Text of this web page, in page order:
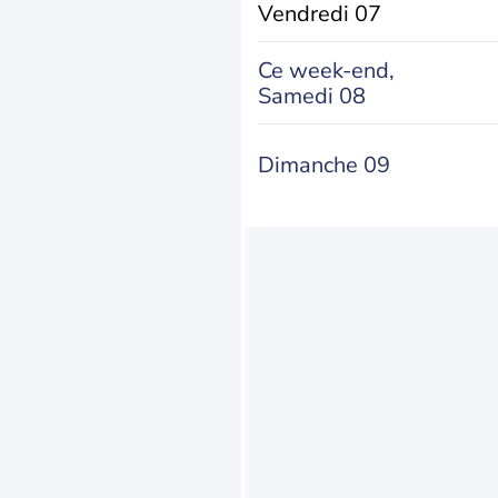
Vendredi 07
Ce week-end,
Samedi 08
Dimanche 09